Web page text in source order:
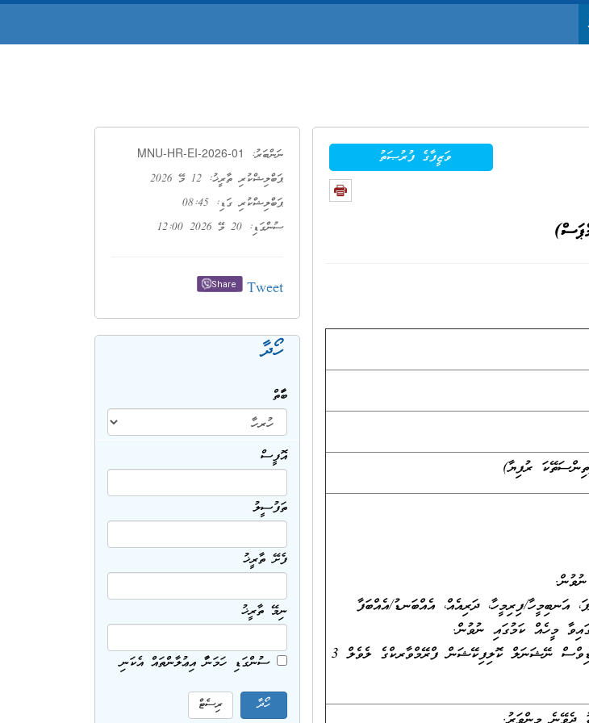
ވަޒީފާގެ ފުރުޞަތު
އަނބިމީހާ/ފިރިމީހާ، ދަރިއެއް، އެއްބަނޑު/އެއްބަފާ
މީހެއް ކަމުގައި ނުވުން.
ދަށްވެގެން ގްރޭޑް 10 ނިންމާފައިވުން ނުވަތަ މޯލްޑިވްސް ނޭޝަނަލް ކޮލިފިކޭޝަން ފްރޭމްވާރކްގެ ލެވެލް 3
ނަންބަރު: MNU-HR-EI-2026-01
ޕަބްލިޝްކުރި ތާރީޚު: 12 މޭ 2026
ޕަބްލިޝްކުރި ގަޑި: 08:45
ސުންގަޑި: 20 މޭ 2026 12:00
Tweet
Share
ހޯދާ
ބާވަތް
އޮފީސް
ތަފުސީލު
ފެށޭ ތާރީޚު
ނިމޭ ތާރީޚު
ސުންގަޑި ހަމަނުވާ އިޢުލާންތައް އެކަނި